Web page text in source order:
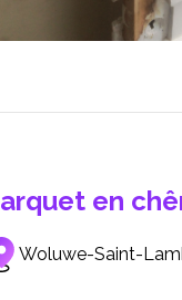
en
Woluwe-Saint-